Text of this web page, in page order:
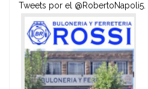
Tweets por el @RobertoNapoli5.